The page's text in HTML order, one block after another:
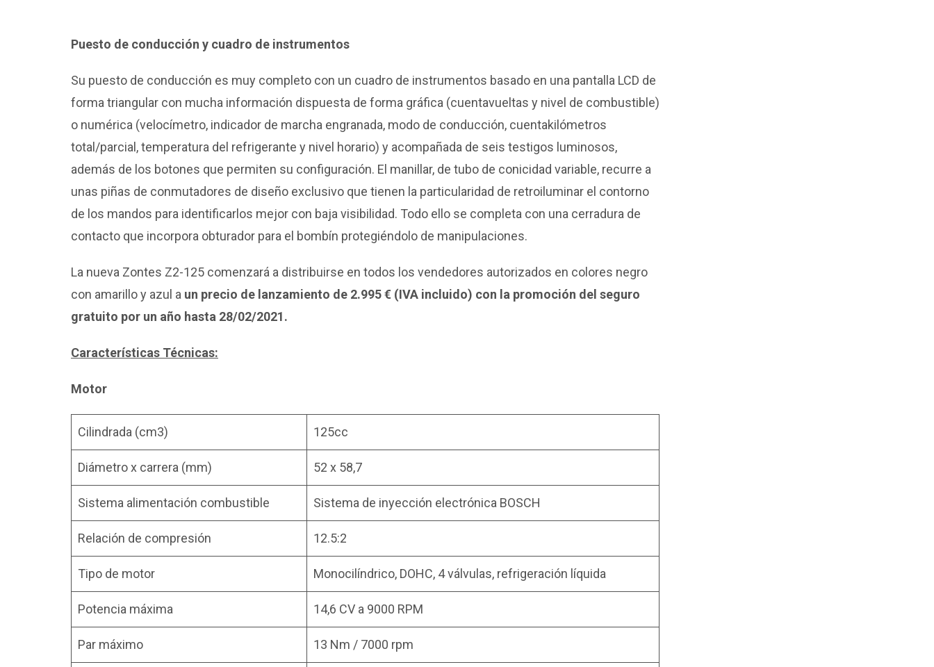
Puesto de conducción y cuadro de instrumentos
Su puesto de conducción es muy completo con un cuadro de instrumentos basado en una pantalla LCD de
forma triangular con mucha información dispuesta de forma gráfica (cuentavueltas y nivel de combustible)
o numérica (velocímetro, indicador de marcha engranada, modo de conducción, cuentakilómetros
total/parcial, temperatura del refrigerante y nivel horario) y acompañada de seis testigos luminosos,
además de los botones que permiten su configuración. El manillar, de tubo de conicidad variable, recurre a
unas piñas de conmutadores de diseño exclusivo que tienen la particularidad de retroiluminar el contorno
de los mandos para identificarlos mejor con baja visibilidad. Todo ello se completa con una cerradura de
contacto que incorpora obturador para el bombín protegiéndolo de manipulaciones.
La nueva Zontes Z2-125 comenzará a distribuirse en todos los vendedores autorizados en colores negro
con amarillo y azul a un precio de lanzamiento de 2.995 € (IVA incluido) con la promoción del seguro
gratuito por un año hasta 28/02/2021.
Características Técnicas:
Motor
Cilindrada (cm3) 125cc
Diámetro x carrera (mm) 52 x 58,7
Sistema alimentación combustible Sistema de inyección electrónica BOSCH
Relación de compresión 12.5:2
Tipo de motor Monocilíndrico, DOHC, 4 válvulas, refrigeración líquida
Potencia máxima 14,6 CV a 9000 RPM
Par máximo 13 Nm / 7000 rpm